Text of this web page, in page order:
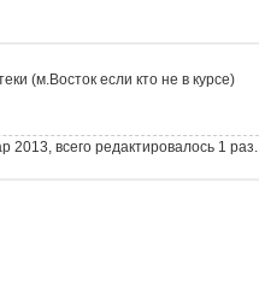
(м.Восток если кто не в курсе)
2013, всего редактировалось 1 раз.